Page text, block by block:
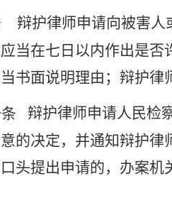
辩护律师申请向被害
当在七日以内作出是
书面说明理由；辩护
辩护律师申请人民检
的决定，并通知辩护
头提出申请的，办案